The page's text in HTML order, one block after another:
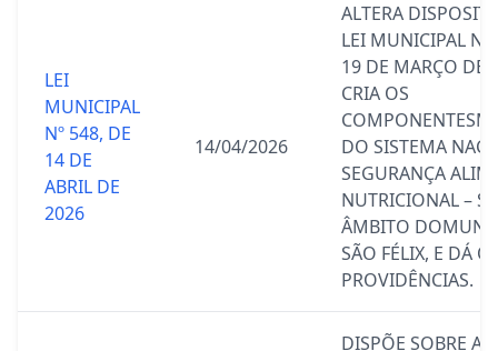
LEI
MUNICIPAL
Nº 548, DE
14 DE
ABRIL DE
2026
14/04/2026
ALTERA
LEI MUNICIPAL Nº
19 DE MARÇO DE
CRIA OS
DO SISTEMA
SEGURANÇA
NUTRICIONAL –
ÂMBITO
SÃO FÉLIX, E DÁ
PROVIDÊNCIAS.
DISPÕE SOBRE A